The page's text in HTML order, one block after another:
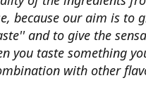
because our aim is to
and to give the
you taste something
with other